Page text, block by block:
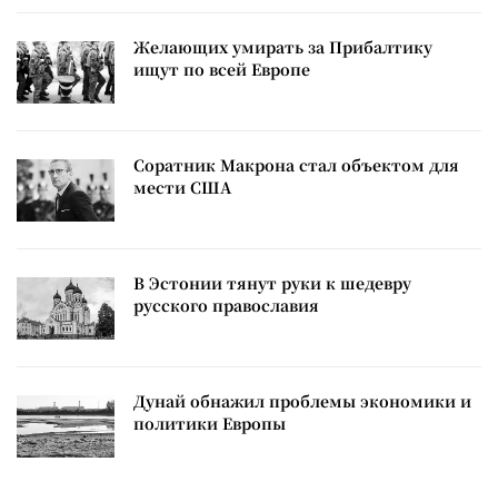
Желающих умирать за Прибалтику
ищут по всей Европе
Соратник Макрона стал объектом для
мести США
В Эстонии тянут руки к шедевру
русского православия
Дунай обнажил проблемы экономики и
политики Европы